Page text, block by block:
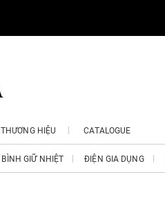
THƯƠNG HIỆU CATALOGUE
BÌNH GIỮ NHIỆT ĐIỆN GIA DỤNG